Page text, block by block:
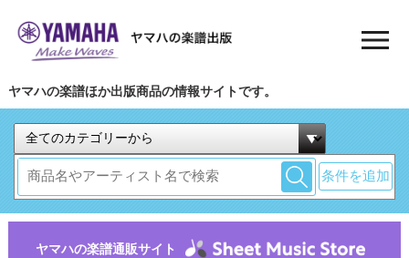
ヤマハの楽譜ほか出版商品の情報サイトです。
条件を追加
ヤマハの楽譜通販サイト